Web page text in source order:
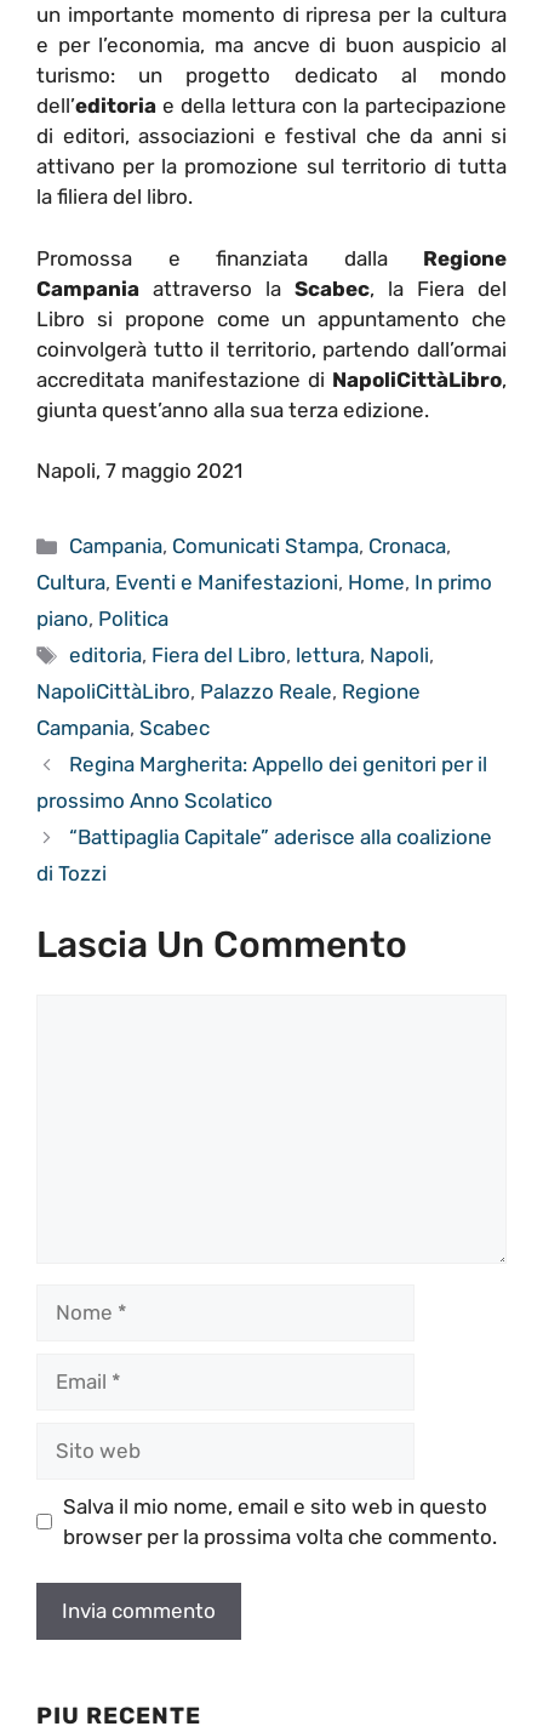
un importante momento di ripresa per la cultura
e per l’economia, ma ancve di buon auspicio al
turismo: un progetto dedicato al mondo
dell’editoria e della lettura con la partecipazione
di editori, associazioni e festival che da anni si
attivano per la promozione sul territorio di tutta
la filiera del libro.
Promossa e finanziata dalla Regione
Campania attraverso la Scabec, la Fiera del
Libro si propone come un appuntamento che
coinvolgerà tutto il territorio, partendo dall’ormai
accreditata manifestazione di NapoliCittàLibro,
giunta quest’anno alla sua terza edizione.
Napoli, 7 maggio 2021
Categorie
Campania, Comunicati Stampa, Cronaca,
Cultura, Eventi e Manifestazioni, Home, In primo
piano, Politica
Tag
editoria, Fiera del Libro, lettura, Napoli,
NapoliCittàLibro, Palazzo Reale, Regione
Campania, Scabec
Regina Margherita: Appello dei genitori per il
prossimo Anno Scolatico
“Battipaglia Capitale” aderisce alla coalizione
di Tozzi
Lascia Un Commento
web
Salva il mio nome, email e sito web in questo
browser per la prossima volta che commento.
PIU RECENTE